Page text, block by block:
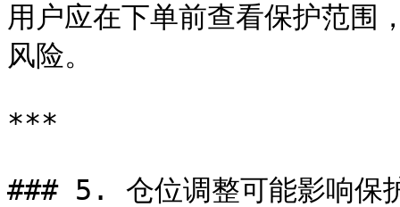
用户应在下单前查看保护范围
风险。
***
### 5. 仓位调整可能影响保